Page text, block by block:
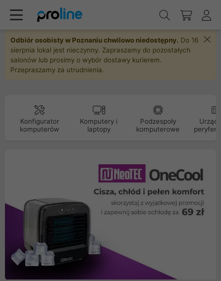
Odbiór osobisty w Poznaniu chwilowo niedostępny. Do 16
sierpnia lokal jest nieczynny. Zapraszamy do pozostałych
salonów lub prosimy o wybór dostawy kurierem.
Przepraszamy za utrudnienia.
Konfigurator
komputerów
Komputery i
laptopy
Podzespoły
komputerowe